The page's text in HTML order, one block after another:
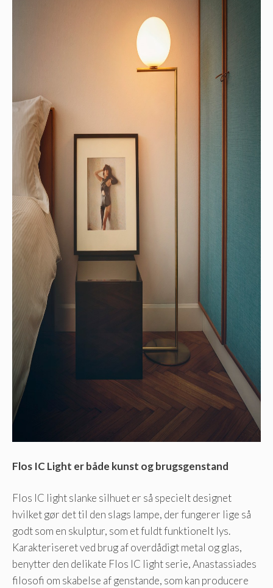
Flos IC Light er både kunst og brugsgenstand
Flos IC light slanke silhuet er så specielt designet
hvilket gør det til den slags lampe, der fungerer lige så
godt som en skulptur, som et fuldt funktionelt lys.
Karakteriseret ved brug af overdådigt metal og glas,
benytter den delikate Flos IC light serie, Anastassiades
filosofi om skabelse af genstande, som kan producere